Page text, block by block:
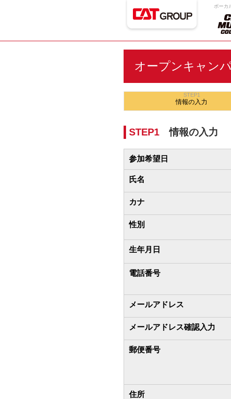
ボーカ
オープンキャン
STEP1
情報の 入力
STEP1 情報の入力
参加希望日
氏名
カナ
性別
生年月日
電話番号
メールアドレス
メールアドレス確認入力
郵便番号
住所